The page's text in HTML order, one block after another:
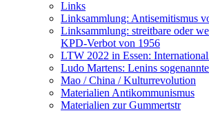
Links
Linksammlung: Antisemitismus
Linksammlung: streitbare oder
KPD-Verbot von 1956
LTW 2022 in Essen:
Ludo Martens: Lenins
Mao / China / Kulturrevolution
Materialien Antikommunismus
Materialien zur Gummertstr